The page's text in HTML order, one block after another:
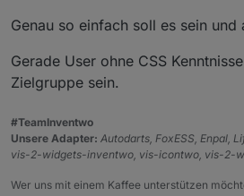
machen
umzustylen. Und es
Wenns einem dann
Genau so einfach soll es sein und
Gerade User ohne CSS
Zielgruppe sein.
#TeamInventwo
Unsere Adapter: Autodarts, FoxESS, Enpal,
vis-2-widgets-inventwo, vis-icontwo, vis-2-
Wer uns mit einem Kaffee unterstützen